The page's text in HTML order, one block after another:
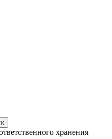
хранения